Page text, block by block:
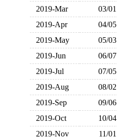
2019-Mar
03/01
2019-Apr
04/05
2019-May
05/03
2019-Jun
06/07
2019-Jul
07/05
2019-Aug
08/02
2019-Sep
09/06
2019-Oct
10/04
2019-Nov
11/01